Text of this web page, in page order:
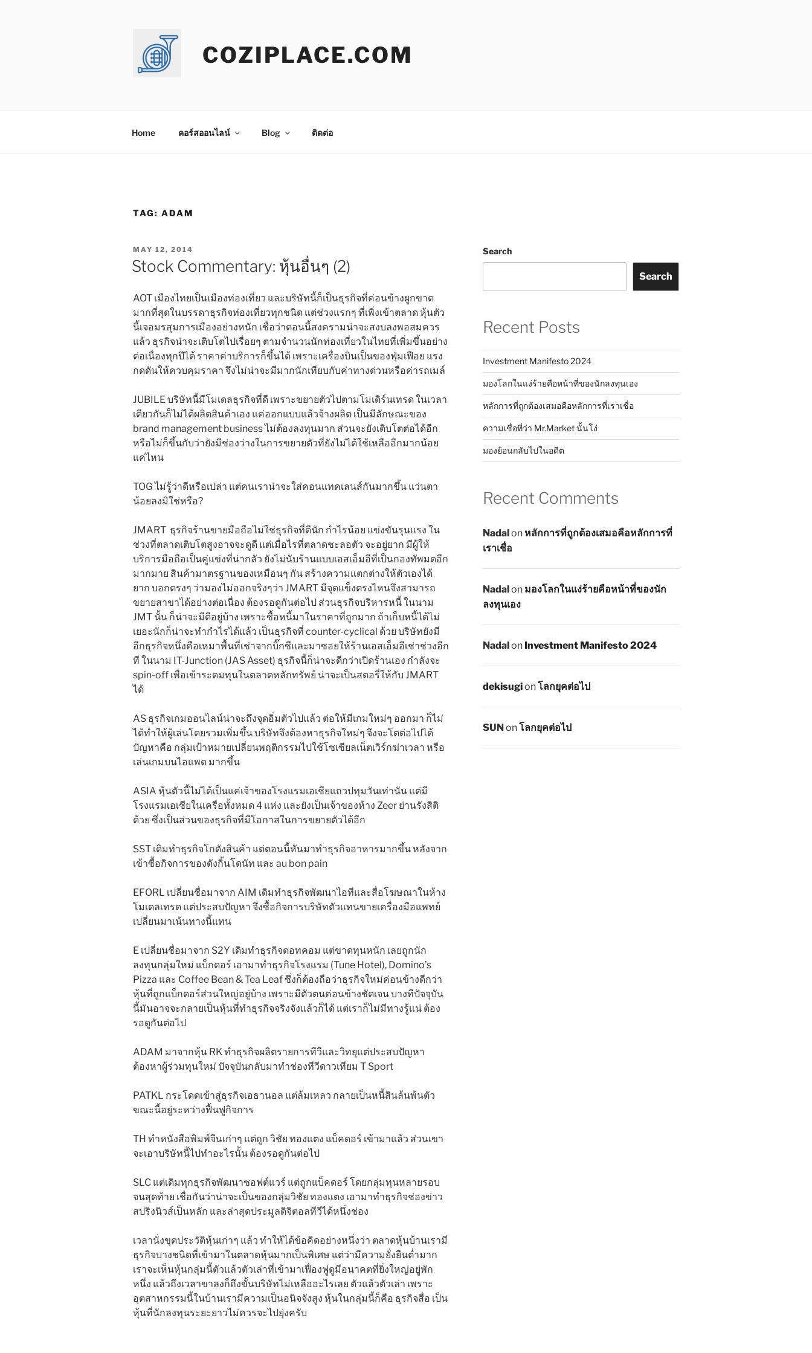
COZIPLACE.COM
Home คอร์สออนไลน์ Blog ติดต่อ
TAG: ADAM
POSTED
ON
MAY 12, 2014
Stock Commentary: หุ้นอื่นๆ (2)
AOT เมืองไทยเป็นเมืองท่องเที่ยว และบริษัทนี้ก็เป็นธุรกิจที่ค่อนข้างผูกขาด
มากที่สุดในบรรดาธุรกิจท่องเที่ยวทุกชนิด แต่ช่วงแรกๆ ที่เพิ่งเข้าตลาด หุ้นตัว
นี้เจอมรสุมการเมืองอย่างหนัก เชื่อว่าตอนนี้สงครามน่าจะสงบลงพอสมควร
แล้ว ธุรกิจน่าจะเติบโตไปเรื่อยๆ ตามจำนวนนักท่องเที่ยวในไทยที่เพิ่มขึ้นอย่าง
ต่อเนื่องทุกปีได้ ราคาค่าบริการก็ขึ้นได้ เพราะเครื่องบินเป็นของฟุ่มเฟือย แรง
กดดันให้ควบคุมราคา จึงไม่น่าจะมีมากนักเทียบกับค่าทางด่วนหรือค่ารถเมล์
JUBILE บริษัทนี้มีโมเดลธุรกิจที่ดี เพราะขยายตัวไปตามโมเดิร์นเทรด ในเวลา
เดียวกันก็ไม่ได้ผลิตสินค้าเอง แค่ออกแบบแล้วจ้างผลิต เป็นมีลักษณะของ
brand management business ไม่ต้องลงทุนมาก ส่วนจะยังเติบโตต่อได้อีก
หรือไม่ก็ขึ้นกับว่ายังมีช่องว่างในการขยายตัวที่ยังไม่ได้ใช้เหลืออีกมากน้อย
แค่ไหน
TOG ไม่รู้ว่าดีหรือเปล่า แต่คนเราน่าจะใส่คอนแทคเลนส์กันมากขึ้น แว่นตา
น้อยลงมิใช่หรือ?
JMART ธุรกิจร้านขายมือถือไม่ใช่ธุรกิจที่ดีนัก กำไรน้อย แข่งขันรุนแรง ใน
ช่วงที่ตลาดเติบโตสูงอาจจะดูดี แต่เมื่อไรที่ตลาดชะลอตัว จะอยู่ยาก มีผู้ให้
บริการมือถือเป็นคู่แข่งที่น่ากลัว ยังไม่นับร้านแบบเอสเอ็มอีที่เป็นกองทัพมดอีก
มากมาย สินค้ามาตรฐานของเหมือนๆ กัน สร้างความแตกต่างให้ตัวเองได้
ยาก บอกตรงๆ ว่ามองไม่ออกจริงๆว่า JMART มีจุดแข็งตรงไหนจึงสามารถ
ขยายสาขาได้อย่างต่อเนื่อง ต้องรอดูกันต่อไป ส่วนธุรกิจบริหารหนี้ ในนาม
JMT นั้น ก็น่าจะมีดีอยู่บ้าง เพราะซื้อหนี้มาในราคาที่ถูกมาก ถ้าเก็บหนี้ได้ไม่
เยอะนักก็น่าจะทำกำไรได้แล้ว เป็นธุรกิจที่ counter-cyclical ด้วย บริษัทยังมี
อีกธุรกิจหนึ่งคือเหมาพื้นที่เช่าจากบิ๊กซีและมาซอยให้ร้านเอสเอ็มอีเช่าช่วงอีก
ที ในนาม IT-Junction (JAS Asset) ธุรกิจนี้ก็น่าจะดีกว่าเปิดร้านเอง กำลังจะ
spin-off เพื่อเข้าระดมทุนในตลาดหลักทรัพย์ น่าจะเป็นสตอรี่ให้กับ JMART
ได้
AS ธุรกิจเกมออนไลน์น่าจะถึงจุดอิ่มตัวไปแล้ว ต่อให้มีเกมใหม่ๆ ออกมา ก็ไม่
ได้ทำให้ผู้เล่นโดยรวมเพิ่มขึ้น บริษัทจึงต้องหาธุรกิจใหม่ๆ จึงจะโตต่อไปได้
ปัญหาคือ กลุ่มเป้าหมายเปลี่ยนพฤติกรรมไปใช้โซเซียลเน็ตเวิร์กฆ่าเวลา หรือ
เล่นเกมบนไอแพด มากขึ้น
ASIA หุ้นตัวนี้ไม่ได้เป็นแค่เจ้าของโรงแรมเอเชียแถวปทุมวันเท่านัน แต่มี
โรงแรมเอเชียในเครือทั้งหมด 4 แห่ง และยังเป็นเจ้าของห้าง Zeer ย่านรังสิติ
ด้วย ซึ่งเป็นส่วนของธุรกิจที่มีโอกาสในการขยายตัวได้อีก
SST เดิมทำธุรกิจโกดังสินค้า แต่ตอนนี้หันมาทำธุรกิจอาหารมากขึ้น หลังจาก
เข้าซื้อกิจการของดังกิ้นโดนัท และ au bon pain
EFORL เปลี่ยนชื่อมาจาก AIM เดิมทำธุรกิจพัฒนาไอทีและสื่อโฆษณาในห้าง
โมเดลเทรด แต่ประสบปัญหา จึงซื้อกิจการบริษัทตัวแทนขายเครื่องมือแพทย์
เปลี่ยนมาเน้นทางนี้แทน
E เปลี่ยนชื่อมาจาก S2Y เดิมทำธุรกิจดอทคอม แต่ขาดทุนหนัก เลยถูกนัก
ลงทุนกลุ่มใหม่ แบ็กดอร์ เอามาทำธุรกิจโรงแรม (Tune Hotel), Domino’s
Pizza และ Coffee Bean & Tea Leaf ซึ่งก็ต้องถือว่าธุรกิจใหม่ค่อนข้างดีกว่า
หุ้นที่ถูกแบ็กดอร์ส่วนใหญ่อยู่บ้าง เพราะมีตัวตนค่อนข้างชัดเจน บางทีปัจจุบัน
นี้มันอาจจะกลายเป็นหุ้นที่ทำธุรกิจจริงจังแล้วก็ได้ แต่เราก็ไม่มีทางรู้แน่ ต้อง
รอดูกันต่อไป
ADAM มาจากหุ้น RK ทำธุรกิจผลิตรายการทีวีและวิทยุแต่ประสบปัญหา
ต้องหาผู้ร่วมทุนใหม่ ปัจจุบันกลับมาทำช่องทีวีดาวเทียม T Sport
PATKL กระโดดเข้าสู่ธุรกิจเอธานอล แต่ล้มเหลว กลายเป็นหนี้สินล้นพ้นตัว
ขณะนี้อยู่ระหว่างฟื้นฟูกิจการ
TH ทำหนังสือพิมพ์จีนเก่าๆ แต่ถูก วิชัย ทองแตง แบ็คดอร์ เข้ามาแล้ว ส่วนเขา
จะเอาบริษัทนี้ไปทำอะไรนั้น ต้องรอดูกันต่อไป
SLC แต่เดิมทุกธุรกิจพัฒนาซอฟต์แวร์ แต่ถูกแบ็คดอร์ โดยกลุ่มทุนหลายรอบ
จนสุดท้าย เชื่อกันว่าน่าจะเป็นของกลุ่มวิชัย ทองแตง เอามาทำธุรกิจช่องข่าว
สปริงนิวส์เป็นหลัก และล่าสุดประมูลดิจิตอลทีวีได้หนึ่งช่อง
เวลานั่งขุดประวัติหุ้นเก่าๆ แล้ว ทำให้ได้ข้อคิดอย่างหนึ่งว่า ตลาดหุ้นบ้านเรามี
ธุรกิจบางชนิดที่เข้ามาในตลาดหุ้นมากเป็นพิเศษ แต่ว่ามีความยั่งยืนต่ำมาก
เราจะเห็นหุ้นกลุ่มนี้ตัวแล้วตัวเล่าที่เข้ามาเฟื่องฟูดูมีอนาคตที่ยิ่งใหญ่อยู่พัก
หนึ่ง แล้วถึงเวลาขาลงก็ถึงขั้นบริษัทไม่เหลืออะไรเลย ตัวแล้วตัวเล่า เพราะ
อุตสาหกรรมนี้ในบ้านเรามีความเป็นอนิจจังสูง หุ้นในกลุ่มนี้ก็คือ ธุรกิจสื่อ เป็น
หุ้นที่นักลงทุนระยะยาวไม่ควรจะไปยุ่งครับ
Search
Search
Recent Posts
Investment Manifesto 2024
มองโลกในแง่ร้ายคือหน้าที่ของนักลงทุนเอง
หลักการที่ถูกต้องเสมอคือหลักการที่เราเชื่อ
ความเชื่อที่ว่า Mr.Market นั้นโง่
มองย้อนกลับไปในอดีต
Recent Comments
Nadalon หลักการที่ถูกต้องเสมอคือหลักการที่
เราเชื่อ
Nadalon มองโลกในแง่ร้ายคือหน้าที่ของนัก
ลงทุนเอง
Nadalon Investment Manifesto 2024
dekisugionโลกยุคต่อไป
SUNonโลกยุคต่อไป